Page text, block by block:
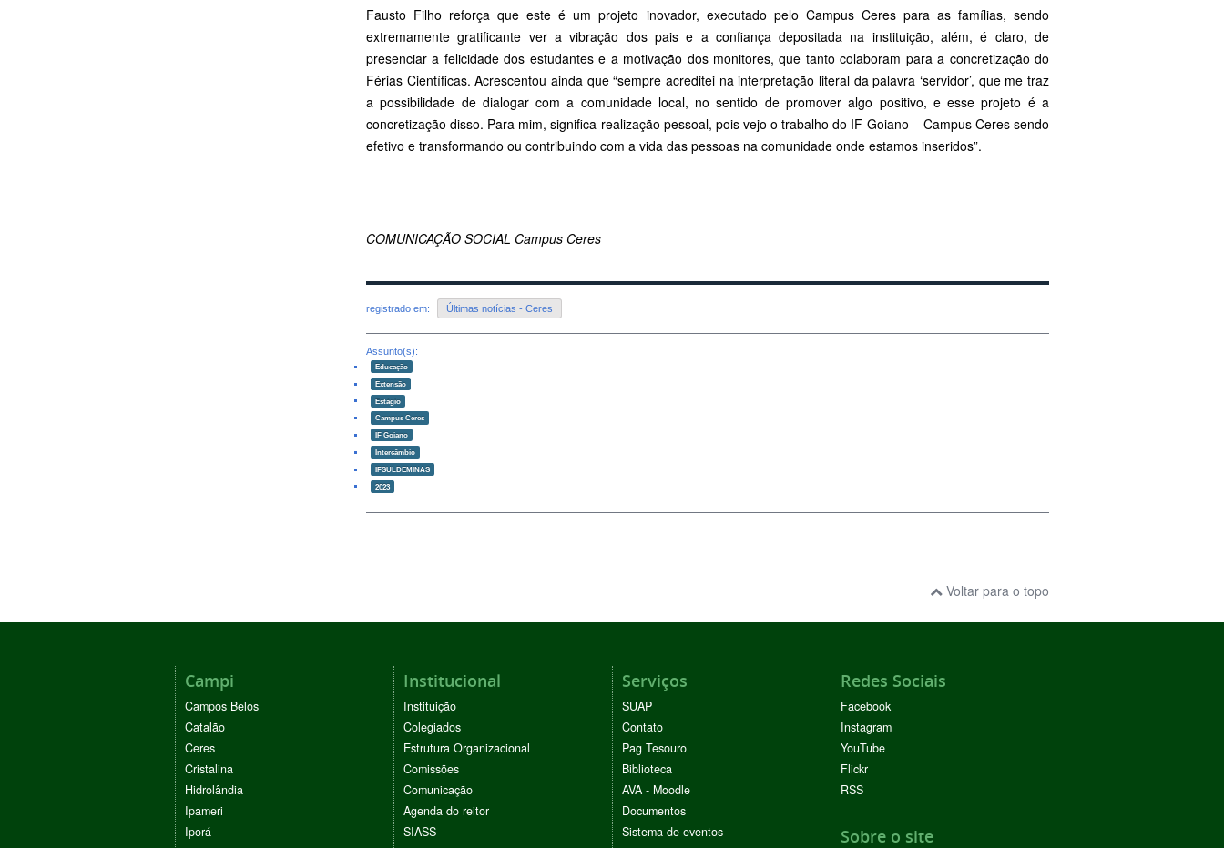
Fausto Filho reforça que este é um projeto inovador, executado pelo Campus Ceres para as famílias, sendo
extremamente gratificante ver a vibração dos pais e a confiança depositada na instituição, além, é claro, de
presenciar a felicidade dos estudantes e a motivação dos monitores, que tanto colaboram para a concretização do
Férias Científicas. Acrescentou ainda que “sempre acreditei na interpretação literal da palavra ‘servidor’, que me traz
a possibilidade de dialogar com a comunidade local, no sentido de promover algo positivo, e esse projeto é a
concretização disso. Para mim, significa realização pessoal, pois vejo o trabalho do IF Goiano – Campus Ceres sendo
efetivo e transformando ou contribuindo com a vida das pessoas na comunidade onde estamos inseridos”.
COMUNICAÇÃO SOCIAL Campus Ceres
registrado em: Últimas notícias - Ceres
Assunto(s):
Educação
Extensão
Estágio
Campus Ceres
IF Goiano
Intercâmbio
IFSULDEMINAS
2023
Voltar para o topo
Campi
Campos Belos
Catalão
Ceres
Cristalina
Hidrolândia
Ipameri
Iporá
Institucional
Instituição
Colegiados
Estrutura Organizacional
Comissões
Comunicação
Agenda do reitor
SIASS
Serviços
SUAP
Contato
Pag Tesouro
Biblioteca
AVA - Moodle
Documentos
Sistema de eventos
Redes Sociais
Facebook
Instagram
YouTube
Flickr
RSS
Sobre o site